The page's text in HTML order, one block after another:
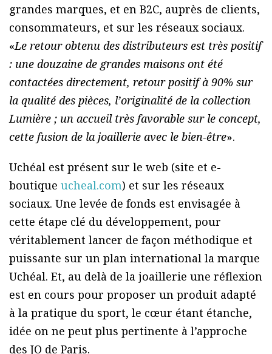
grandes marques, et en B2C, auprès de clients,
consommateurs, et sur les réseaux sociaux.
«Le retour obtenu des distributeurs est très positif
: une douzaine de grandes maisons ont été
contactées directement, retour positif à 90% sur
la qualité des pièces, l’originalité de la collection
Lumière ; un accueil très favorable sur le concept,
cette fusion de la joaillerie avec le bien-être».
Uchéal est présent sur le web (site et e-
boutique ucheal.com) et sur les réseaux
sociaux. Une levée de fonds est envisagée à
cette étape clé du développement, pour
véritablement lancer de façon méthodique et
puissante sur un plan international la marque
Uchéal. Et, au delà de la joaillerie une réflexion
est en cours pour proposer un produit adapté
à la pratique du sport, le cœur étant étanche,
idée on ne peut plus pertinente à l’approche
des JO de Paris.